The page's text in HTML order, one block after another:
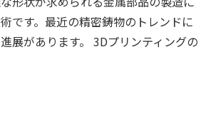
です。最近の精密鋳物のトレンドに
展があります。 3Dプリンティングの